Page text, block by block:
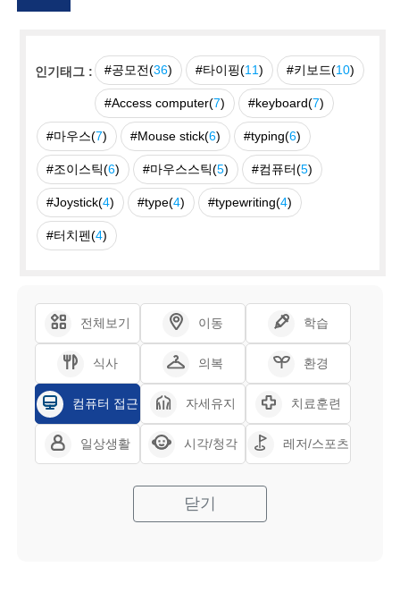
인기태그 : #공모전(36) #타이핑(11) #키보드(10)
#Access computer(7) #keyboard(7)
#마우스(7) #Mouse stick(6) #typing(6)
#조이스틱(6) #마우스스틱(5) #컴퓨터(5)
#Joystick(4) #type(4) #typewriting(4)
#터치펜(4)
전체보기 이동 학습
식사 의복 환경
컴퓨터 접근 자세유지 치료훈련
일상생활 시각/청각 레저/스포츠
닫기